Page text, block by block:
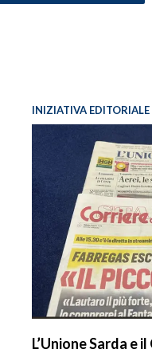
INIZIATIVA EDITORIALE
L’Unione Sarda e